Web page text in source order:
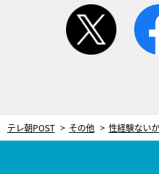
twitter
テレ朝POST その他